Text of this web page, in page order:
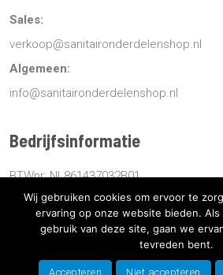
Sales:
verkoop@sanitaironderdelenshop.nl
Algemeen:
info@sanitaironderdelenshop.nl
Bedrijfsinformatie
BTWnr: NL861437032B01
KvKnr: 78527112
Bestellen en bezorgen -Algemene
Wij gebruiken cookies om ervoor te
ervaring op onze website bieden.
gebruik van deze site, gaan we
tevreden bent.
Accepteren Niet accepteren